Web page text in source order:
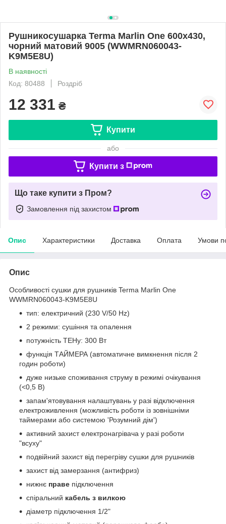
Рушникосушарка Terma Marlin One 600х430,
чорний матовий 9005 (WWMRN060043-
K9M5E8U)
В наявності
Код: 80488
Роздріб
12 331 ₴
Купити
або
Купити з
Що таке купити з Пром?
Замовлення під захистом
Опис Характеристики Доставка Оплата Умови
Опис
Особливості сушки для рушників Terma Marlin One
WWMRN060043-K9M5E8U
тип: електричний (230 V/50 Hz)
2 режими: сушіння та опалення
потужність ТЕНу: 300 Вт
функція ТАЙМЕРА (автоматичне вимкнення після 2
годин роботи)
дуже низьке споживання струму в режимі очікування
(<0,5 В)
запам'ятовування налаштувань у разі відключення
електроживлення (можливість роботи із зовнішніми
таймерами або системою 'Розумний дім')
активний захист електронагрівача у разі роботи
"всуху"
подвійний захист від перегріву сушки для рушників
захист від замерзання (антифриз)
нижнє праве підключення
спіральний кабель з вилкою
діаметр підключення 1/2"